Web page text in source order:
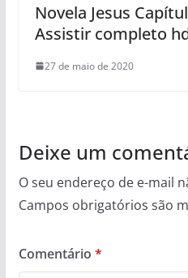
Novela Jesus
Assistir completo
27 de maio de 2020
Deixe um
O seu endereço de e-mail
Campos obrigatórios são
Comentário *